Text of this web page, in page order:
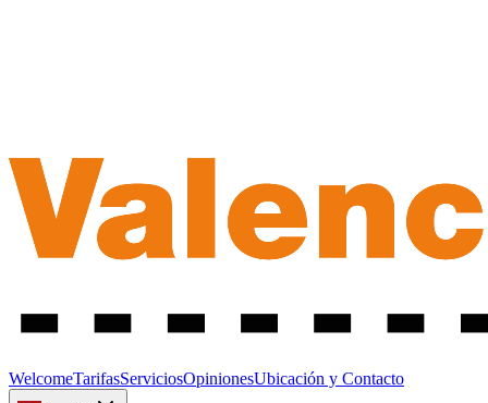
WelcomeTarifasServiciosOpinionesUbicación y Contacto